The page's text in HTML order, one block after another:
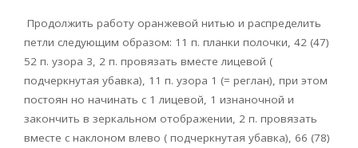
Продолжить работу оранжевой нитью и распределить
петли следующим образом: 11 п. планки полочки, 42 (47)
52 п. узора 3, 2 п. провязать вместе лицевой (
подчеркнутая убавка), 11 п. узора 1 (= реглан), при этом
постоян но начинать с 1 лицевой, 1 изнаночной и
закончить в зеркальном отображении, 2 п. провязать
вместе с наклоном влево ( подчеркнутая убавка), 66 (78)